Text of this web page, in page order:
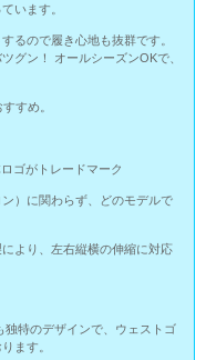
います。
るので履き心地も抜群です。
グン！ オールシーズンOKで、
すめ。
ゴがトレードマーク
）に関わらず、どのモデルで
より、左右縦横の伸縮に対応
独特のデザインで、ウェストゴ
ます。